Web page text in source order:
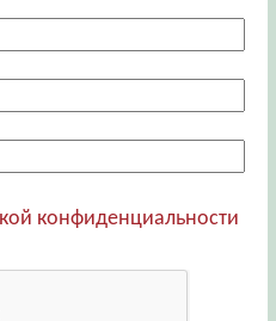
конфиденциальности